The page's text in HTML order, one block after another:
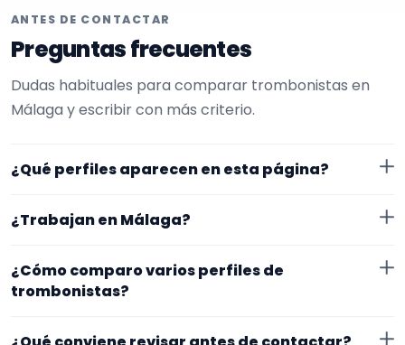
ANTES DE CONTACTAR
Preguntas frecuentes
Dudas habituales para comparar trombonistas en
Málaga y escribir con más criterio.
¿Qué perfiles aparecen en esta página?
EncuentraMúsico. Además, la página se centra en
¿Trabajan en Málaga?
en Málaga. Aun así, conviene confirmar lugar exacto,
cerrar nada.
¿Cómo comparo varios perfiles de
trombonistas?
Compara especialidad principal, experiencia, vídeos o